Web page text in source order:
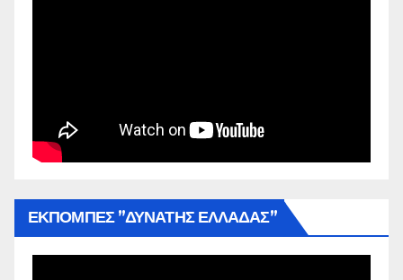
ΕΚΠΟΜΠΕΣ ”ΔΥΝΑΤΗΣ ΕΛΛΑΔΑΣ”